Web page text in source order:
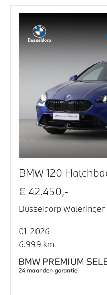
BMW 120
€ 42.450,-
Dusseldorp Wateringen
01-2026
6.999 km